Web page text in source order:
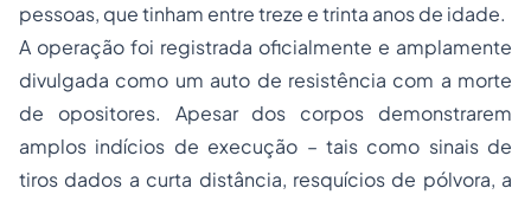
pessoas, que tinham entre treze e trinta anos de idade.
A operação foi registrada oficialmente e amplamente
divulgada como um auto de resistência com a morte
de opositores. Apesar dos corpos demonstrarem
amplos indícios de execução – tais como sinais de
tiros dados a curta distância, resquícios de pólvora, a